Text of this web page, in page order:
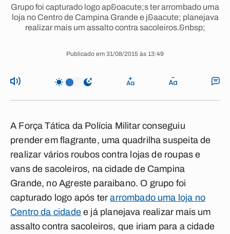
Grupo foi capturado logo ap&oacute;s ter arrombado uma
loja no Centro de Campina Grande e j&aacute; planejava
realizar mais um assalto contra sacoleiros.&nbsp;
Publicado em 31/08/2015 às 13:49
A Força Tática da Polícia Militar conseguiu
prender em flagrante, uma quadrilha suspeita de
realizar vários roubos contra lojas de roupas e
vans de sacoleiros, na cidade de Campina
Grande, no Agreste paraibano. O grupo foi
capturado logo após terarrombado uma loja no
Centro da cidadee já planejava realizar mais um
assalto contra sacoleiros, que iriam para a cidade